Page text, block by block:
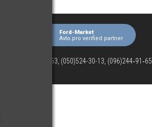
Ford-Market
Avto.pro verified partner
(073)063-03-53, (050)524-30-13, (096)244‑91‑65